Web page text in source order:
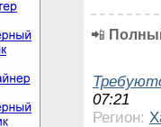
📲
07:21
Регион: